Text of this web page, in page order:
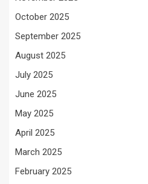
October 2025
September 2025
August 2025
July 2025
June 2025
May 2025
April 2025
March 2025
February 2025